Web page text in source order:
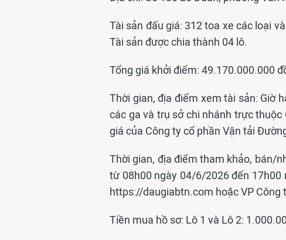
Tài sản đấu giá: 312 toa xe các loại
Tài sản được chia thành 04 lô.
Tổng giá khởi điểm: 49.170.000.000
Thời gian, địa điểm xem tài sản: Giờ
các ga và trụ sở chi nhánh trực
giá của Công ty cổ phần Vận tải
Thời gian, địa điểm tham khảo, bán/
từ 08h00 ngày 04/6/2026 đến
https://daugiabtn.com hoặc VP Công
Tiền mua hồ sơ: Lô 1 và Lô 2: